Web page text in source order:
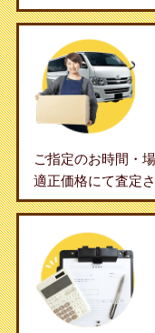
ご指定のお時間・
適正価格にて査定